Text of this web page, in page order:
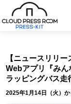
【ニュースリリ
Webアプリ『みん
ラッピングバス走
2025年1月14日（火）